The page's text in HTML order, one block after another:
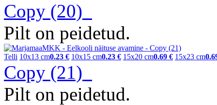
Copy (20)
Pilt on peidetud.
Telli 10x13 cm0.23 € 10x15 cm0.23 € 15x20 cm0.69 € 15x23 cm
Copy (21)
Pilt on peidetud.